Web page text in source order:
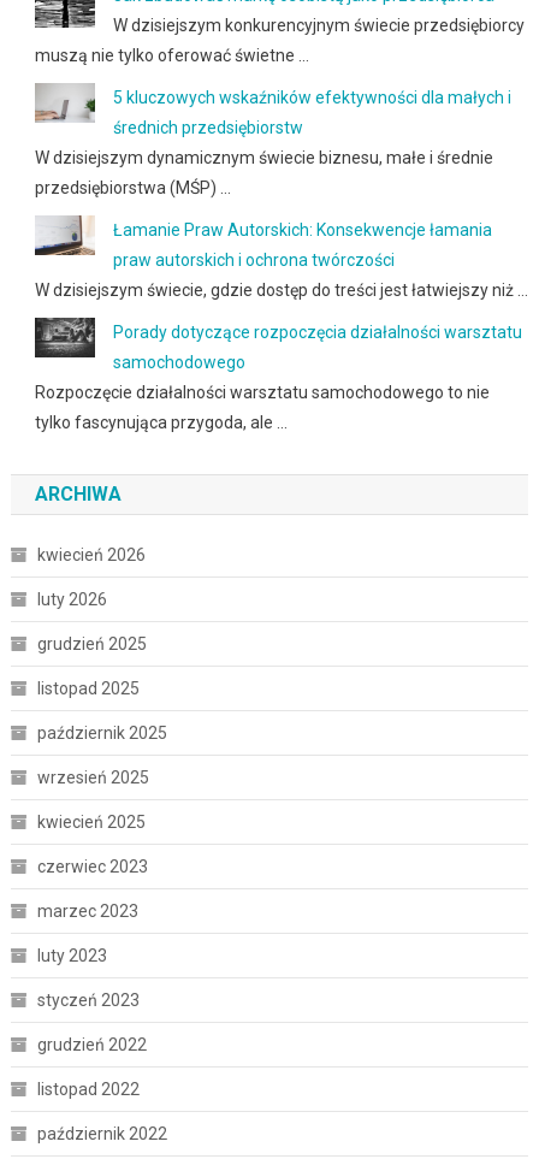
W dzisiejszym konkurencyjnym świecie przedsiębiorcy
muszą nie tylko oferować świetne …
5 kluczowych wskaźników efektywności dla małych i
średnich przedsiębiorstw
W dzisiejszym dynamicznym świecie biznesu, małe i średnie
przedsiębiorstwa (MŚP) …
Łamanie Praw Autorskich: Konsekwencje łamania
praw autorskich i ochrona twórczości
W dzisiejszym świecie, gdzie dostęp do treści jest łatwiejszy niż …
Porady dotyczące rozpoczęcia działalności warsztatu
samochodowego
Rozpoczęcie działalności warsztatu samochodowego to nie
tylko fascynująca przygoda, ale …
ARCHIWA
kwiecień 2026
luty 2026
grudzień 2025
listopad 2025
październik 2025
wrzesień 2025
kwiecień 2025
czerwiec 2023
marzec 2023
luty 2023
styczeń 2023
grudzień 2022
listopad 2022
październik 2022